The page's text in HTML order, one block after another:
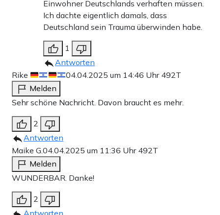
Einwohner Deutschlands verhaften müssen.
Ich dachte eigentlich damals, dass
Deutschland sein Trauma überwinden habe.
1
Antworten
Rike
04.04.2025 um 14:46 Uhr 492T
Melden
Sehr schöne Nachricht. Davon braucht es mehr.
2
Antworten
Maike G. 04.04.2025 um 11:36 Uhr 492T
Melden
WUNDERBAR. Danke!
2
Antworten